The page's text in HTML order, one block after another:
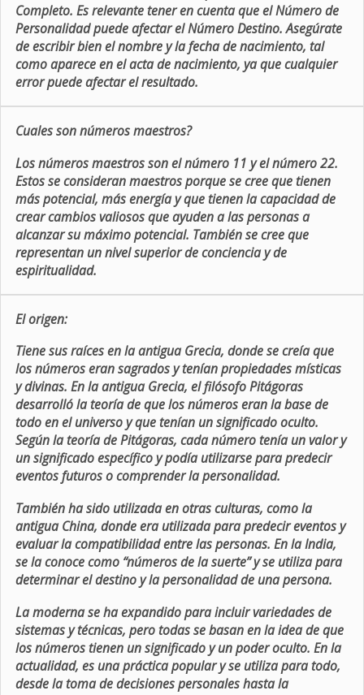
Completo. Es relevante tener en cuenta que el Número de
Personalidad puede afectar el Número Destino. Asegúrate
de escribir bien el nombre y la fecha de nacimiento, tal
como aparece en el acta de nacimiento, ya que cualquier
error puede afectar el resultado.
Cuales son números maestros?
Los números maestros son el número 11 y el número 22.
Estos se consideran maestros porque se cree que tienen
más potencial, más energía y que tienen la capacidad de
crear cambios valiosos que ayuden a las personas a
alcanzar su máximo potencial. También se cree que
representan un nivel superior de conciencia y de
espiritualidad.
El origen:
Tiene sus raíces en la antigua Grecia, donde se creía que
los números eran sagrados y tenían propiedades místicas
y divinas. En la antigua Grecia, el filósofo Pitágoras
desarrolló la teoría de que los números eran la base de
todo en el universo y que tenían un significado oculto.
Según la teoría de Pitágoras, cada número tenía un valor y
un significado específico y podía utilizarse para predecir
eventos futuros o comprender la personalidad.
También ha sido utilizada en otras culturas, como la
antigua China, donde era utilizada para predecir eventos y
evaluar la compatibilidad entre las personas. En la India,
se la conoce como “números de la suerte” y se utiliza para
determinar el destino y la personalidad de una persona.
La moderna se ha expandido para incluir variedades de
sistemas y técnicas, pero todas se basan en la idea de que
los números tienen un significado y un poder oculto. En la
actualidad, es una práctica popular y se utiliza para todo,
desde la toma de decisiones personales hasta la